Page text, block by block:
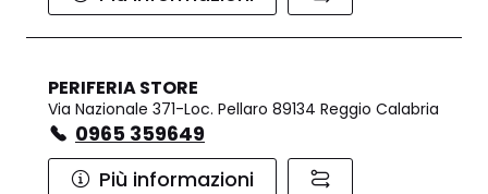
PERIFERIA STORE
Via Nazionale 371-Loc. Pellaro 89134 Reggio Calabria
0965 359649
Più informazioni